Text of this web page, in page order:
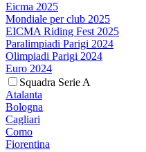
Eicma 2025
Mondiale per club 2025
EICMA Riding Fest 2025
Paralimpiadi Parigi 2024
Olimpiadi Parigi 2024
Euro 2024
Squadra Serie A
Atalanta
Bologna
Cagliari
Como
Fiorentina